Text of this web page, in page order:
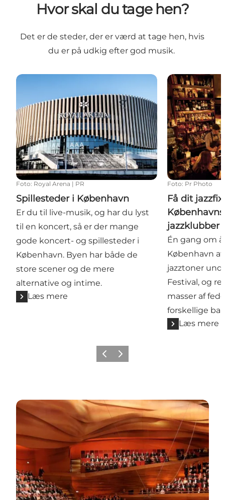
Hvor skal du tage hen?
Det er de steder, der er værd at tage hen, hvis
du er på udkig efter god musik.
Spillesteder i København
Foto: Royal Arena | PR
Spillesteder i København
Er du til live-musik, og har du lyst
til en koncert, så er der mange
gode koncert- og spillesteder i
København. Byen har både de
store scener og de mere
alternative og intime.
Læs mere
Få dit jazzfix
Foto: Pr Photo
Få dit
jazzklubber
Én gang om
København
jazztoner
Festival, og
masser af
forskellige
Læs mere
ForrigeNæste
Find ud af hvad der sker